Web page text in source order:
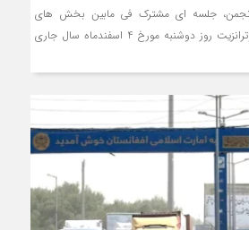
جلسه ای مشترک فی مابین بخش های
فورواردری و گمرک ، بیمه وترانزیت روز دوشنبه مورخ 4 اسفندماه سال جاری